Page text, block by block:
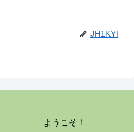
JH1KYI
ようこそ！